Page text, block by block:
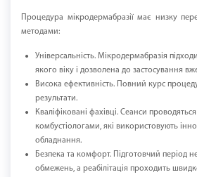
Процедура мікродермабразії має низку
методами:
Універсальність. Мікродермабразія
якого віку і дозволена до застосування
Висока ефективність. Повний курс
результати.
Кваліфіковані фахівці. Сеанси
комбустіологами, які використовують
обладнання.
Безпека та комфорт. Підготовчий період
обмежень, а реабілітація проходить